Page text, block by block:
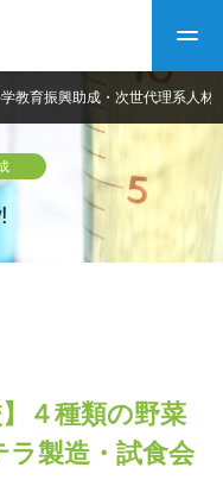
て
デジタルブック
財団40年史
型研究助成
介
教育振興助成・次世代理系人材
４種類の野菜
製造・試食会